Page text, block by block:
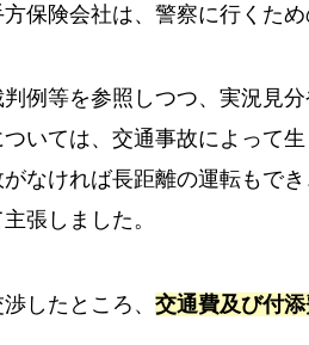
保険会社は、警察に行くた
例等を参照しつつ、実況見
いては、交通事故によって
がなければ長距離の運転もで
張しました。
したところ、 交通費及び付添